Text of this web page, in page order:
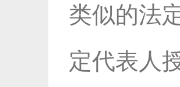
类似的法
定代表人